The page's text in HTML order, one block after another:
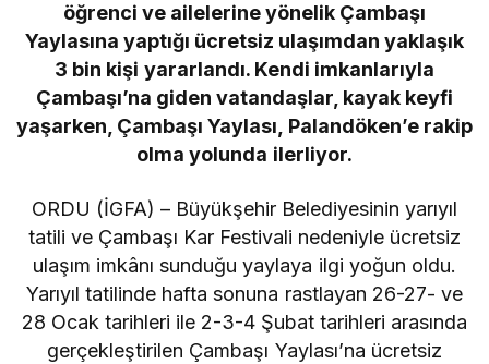
öğrenci ve ailelerine yönelik Çambaşı
Yaylasına yaptığı ücretsiz ulaşımdan yaklaşık
3 bin kişi yararlandı. Kendi imkanlarıyla
Çambaşı’na giden vatandaşlar, kayak keyfi
yaşarken, Çambaşı Yaylası, Palandöken’e rakip
olma yolunda ilerliyor.
ORDU (İGFA) – Büyükşehir Belediyesinin yarıyıl
tatili ve Çambaşı Kar Festivali nedeniyle ücretsiz
ulaşım imkânı sunduğu yaylaya ilgi yoğun oldu.
Yarıyıl tatilinde hafta sonuna rastlayan 26-27- ve
28 Ocak tarihleri ile 2-3-4 Şubat tarihleri arasında
gerçekleştirilen Çambaşı Yaylası’na ücretsiz